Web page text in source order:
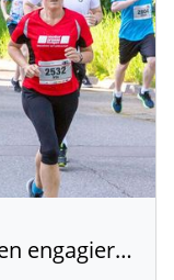
Countdown läuft – EM-Helden engagieren sich beim „Tag des Laufens“